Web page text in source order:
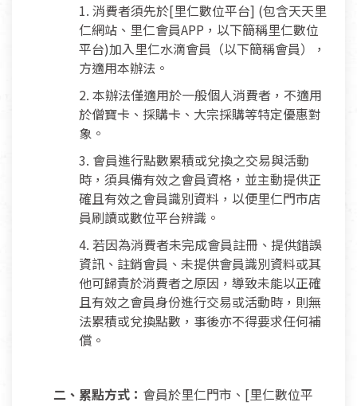
1. 消費者須先於[里仁數位平台] (包含天天里
仁網站、里仁會員APP，以下簡稱里仁數位
平台)加入里仁水滴會員（以下簡稱會員），
方適用本辦法。
2. 本辦法僅適用於一般個人消費者，不適用
於僧寶卡、採購卡、大宗採購等特定優惠對
象。
3. 會員進行點數累積或兌換之交易與活動
時，須具備有效之會員資格，並主動提供正
確且有效之會員識別資料，以便里仁門市店
員刷讀或數位平台辨識。
4. 若因為消費者未完成會員註冊、提供錯誤
資訊、註銷會員、未提供會員識別資料或其
他可歸責於消費者之原因，導致未能以正確
且有效之會員身份進行交易或活動時，則無
法累積或兌換點數，事後亦不得要求任何補
償。
二、累點方式： 會員於里仁門市、[里仁數位平